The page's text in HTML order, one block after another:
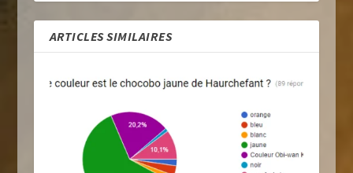
ARTICLES SIMILAIRES